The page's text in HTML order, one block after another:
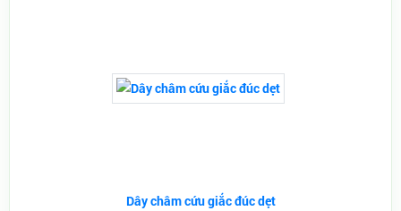
Dây châm cứu giắc đúc dẹt